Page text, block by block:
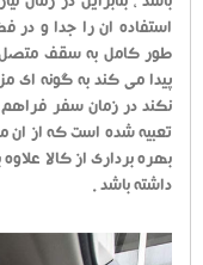
باشد ، بنابراین در
استفاده ان را جدا و در
طور کامل به سقف متصل
پیدا می کند به گونه ای
نکند در زمان سفر
تعبیه شده است که از ان
بهره برداری از کالا
داشته باشد .